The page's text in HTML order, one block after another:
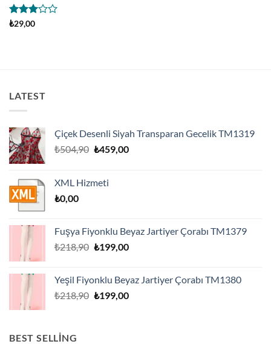
5
₺29,00
LATEST
Çiçek Desenli Siyah Transparan Gecelik TM1319
₺504,90 Orijinal
₺459,00Şu
XML Hizmeti
₺0,00
Fuşya Fiyonklu Beyaz Jartiyer Çorabı TM1379
₺218,90 Orijinal
₺199,00Şu
₺199,00.
Yeşil Fiyonklu Beyaz Jartiyer Çorabı TM1380
₺218,90 Orijinal
₺199,00Şu
BEST SELLING